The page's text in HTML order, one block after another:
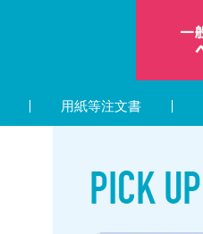
用紙等注文書